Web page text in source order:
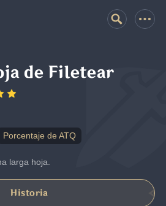
de Filetear
Porcentaje de ATQ
larga hoja.
Historia